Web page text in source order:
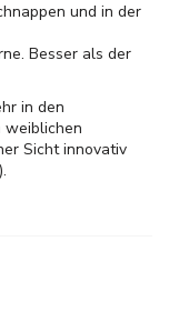
und in der
Besser als der
in den
weiblichen
Sicht innovativ